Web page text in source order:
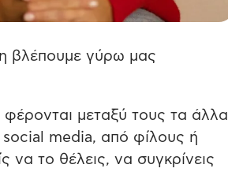
βλέπουμε γύρω μας
μεταξύ τους τα άλλα
social media, από φίλους ή
να το θέλεις, να συγκρίνεις